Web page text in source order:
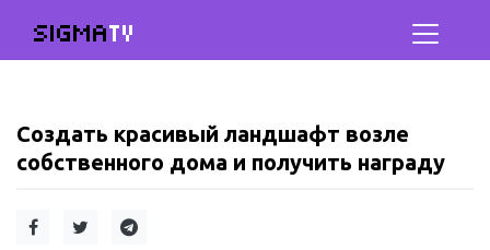
SIGMATV
Создать красивый ландшафт возле
собственного дома и получить награду